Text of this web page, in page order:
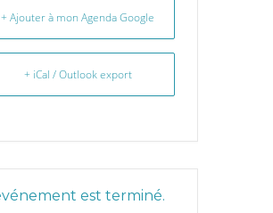
+ Ajouter à mon Agenda Google
+ iCal / Outlook export
est terminé.